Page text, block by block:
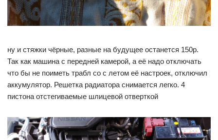
ну и стяжки чёрные, разные на будущее останется 150р.
Так как машина с передней камерой, а её надо отключать
что бы не поиметь трабл со с летом её настроек, отключил
аккумулятор. Решетка радиатора снимается легко. 4
пистона отстегиваемые шлицевой отверткой